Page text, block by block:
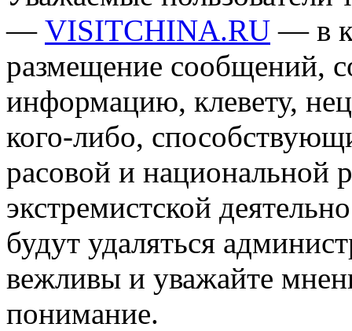
— VISITCHINA.RU — в
размещение сообщений,
информацию, клевету,
кого-либо,
расовой и национальной
экстремистской
будут удаляться
вежливы и уважайте
понимание.